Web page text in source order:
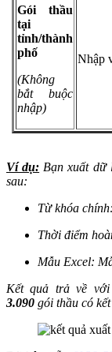
Gói thầu
tại
tỉnh/thành
phố
(Không
bắt buộc
nhập)
Nhập
Ví dụ: Bạn xuất dữ
sau:
Từ khóa
Thời điểm
Mẫu Excel:
Kết quả trả về
3.090 gói thầu có